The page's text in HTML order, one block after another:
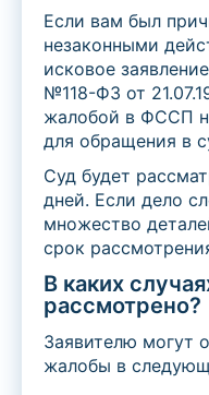
Если вам был
незаконными
исковое
№118-ФЗ от
жалобой в ФССП
для обращения в
Суд будет
дней. Если дело
множество
срок
В каких
рассмотрено?
Заявителю могут
жалобы в